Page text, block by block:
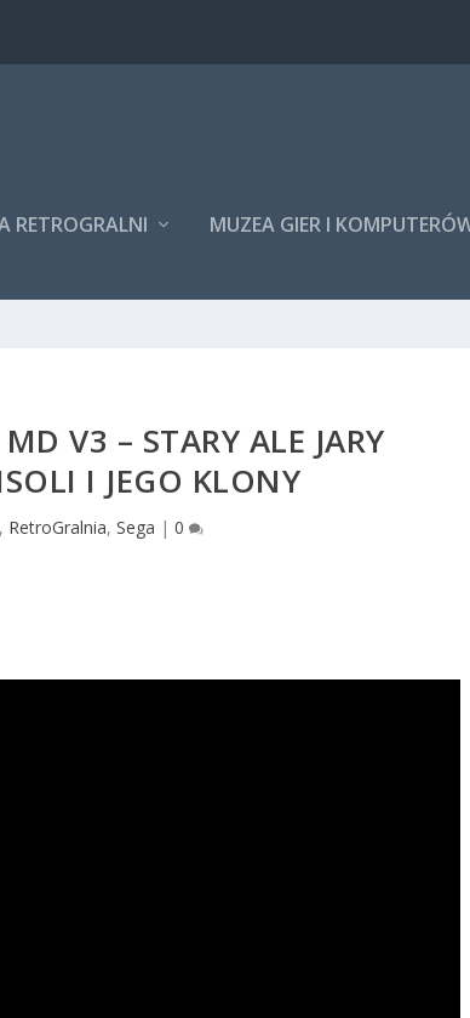
RETROGRALNI MUZEA GIER I
V3 – STARY ALE JARY
I JEGO KLONY
, RetroGralnia,Sega |0